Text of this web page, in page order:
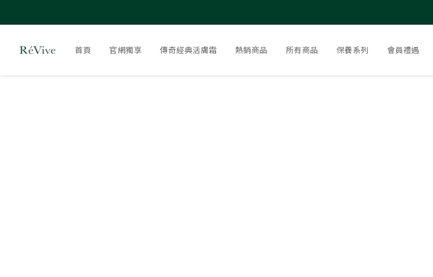
首頁 官網獨享 傳奇經典活膚霜 熱銷商品 所有商品 保養系列 會員禮遇